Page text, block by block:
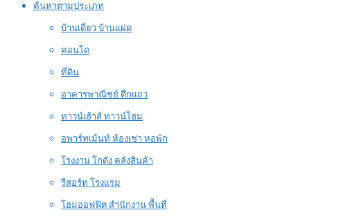
ค้นหาตามประเภท
บ้านเดี่ยว บ้านแฝด
คอนโด
ที่ดิน
อาคารพาณิชย์ ตึกแถว
ทาวน์เฮ้าส์ ทาวน์โฮม
อพาร์ทเม้นท์ ห้องเช่า หอพัก
โรงงาน โกดัง คลังสินค้า
รีสอร์ท โรงแรม
โฮมออฟฟิต สำนักงาน พื้นที่